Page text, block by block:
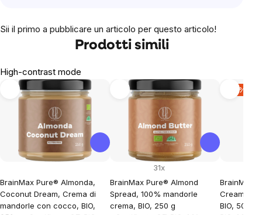
Sii il primo a pubblicare un articolo per questo articolo!
Prodotti simili
High-contrast mode
BrainMax Pure® Almonda,
Coconut Dream, Crema di
mandorle con cocco, BIO,
BrainMax Pure® Almond
Spread, 100% mandorle
crema, BIO, 250 g
31x
-15 %
BrainMax
Cream,
BIO, 500 g